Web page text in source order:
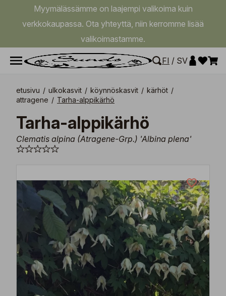
Myymälässämme on laajempi valikoima kuin
verkkokaupassa. Ota yhteyttä, niin kerromme lisää
valikoimastamme.
FI / SV
etusivu / ulkokasvit / köynnöskasvit / kärhöt /
attragene / Tarha-alppikärhö
Tarha-alppikärhö
Clematis alpina (Atragene-Grp.) 'Albina plena'